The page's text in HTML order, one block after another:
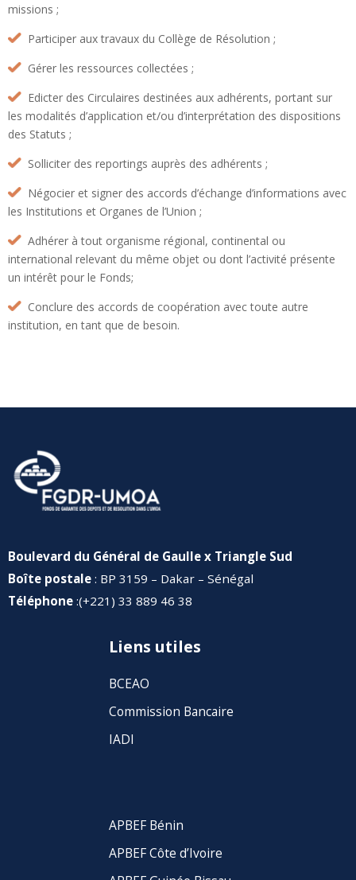
missions ;
Participer aux travaux du Collège de Résolution ;
Gérer les ressources collectées ;
Edicter des Circulaires destinées aux adhérents, portant sur
les modalités d’application et/ou d’interprétation des dispositions
des Statuts ;
Solliciter des reportings auprès des adhérents ;
Négocier et signer des accords d’échange d’informations avec
les Institutions et Organes de l’Union ;
Adhérer à tout organisme régional, continental ou
international relevant du même objet ou dont l’activité présente
un intérêt pour le Fonds;
Conclure des accords de coopération avec toute autre
institution, en tant que de besoin.
Boulevard du Général de Gaulle x Triangle Sud
Boîte postale : BP 3159 – Dakar – Sénégal
Téléphone :(+221) 33 889 46 38
Liens utiles
BCEAO
Commission Bancaire
IADI
APBEF Bénin
APBEF Côte d’Ivoire